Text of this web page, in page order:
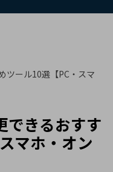
ツール10選【PC・スマ
できるおすす
マホ・オン